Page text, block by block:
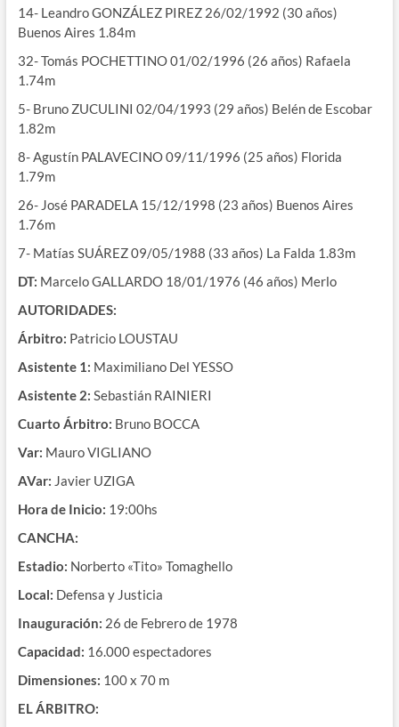
14- Leandro GONZÁLEZ PIREZ 26/02/1992 (30 años)
Buenos Aires 1.84m
32- Tomás POCHETTINO 01/02/1996 (26 años) Rafaela
1.74m
5- Bruno ZUCULINI 02/04/1993 (29 años) Belén de Escobar
1.82m
8- Agustín PALAVECINO 09/11/1996 (25 años) Florida
1.79m
26- José PARADELA 15/12/1998 (23 años) Buenos Aires
1.76m
7- Matías SUÁREZ 09/05/1988 (33 años) La Falda 1.83m
DT: Marcelo GALLARDO 18/01/1976 (46 años) Merlo
AUTORIDADES:
Árbitro: Patricio LOUSTAU
Asistente 1: Maximiliano Del YESSO
Asistente 2: Sebastián RAINIERI
Cuarto Árbitro: Bruno BOCCA
Var: Mauro VIGLIANO
AVar: Javier UZIGA
Hora de Inicio: 19:00hs
CANCHA:
Estadio: Norberto «Tito» Tomaghello
Local: Defensa y Justicia
Inauguración: 26 de Febrero de 1978
Capacidad: 16.000 espectadores
Dimensiones: 100 x 70 m
EL ÁRBITRO: